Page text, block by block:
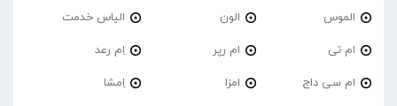
الموس الون الیاس خدمت
ام تی ام رپر اِم رعد
ام سی داج امزا اِمشا